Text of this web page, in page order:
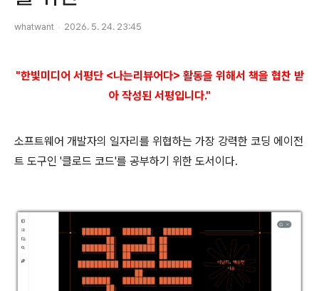
whatwant 2026. 5. 24. 23:45
"한빛미디어 서평단 <나는리뷰어다> 활동을 위해서 책을 협찬 받
아 작성된 서평입니다."
소프트웨어 개발자의 일자리를 위협하는 가장 강력한 코딩 에이전
트 도구인 '클로드 코드'를 공부하기 위한 도서이다.